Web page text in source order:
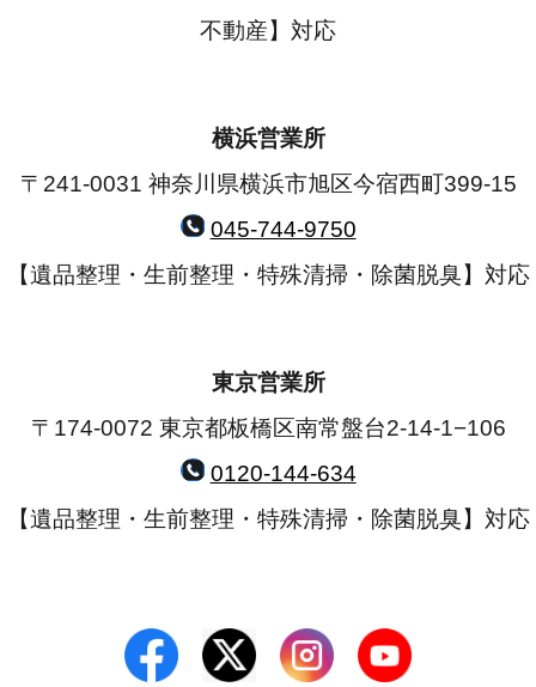
不動産】対応
横浜営業所
〒241-0031 神奈川県横浜市旭区今宿西町399-15
045-744-9750
【遺品整理・生前整理・特殊清掃・除菌脱臭】対応
東京営業所
〒174-0072 東京都板橋区南常盤台2-14-1−106
0120-144-634
【遺品整理・生前整理・特殊清掃・除菌脱臭】対応